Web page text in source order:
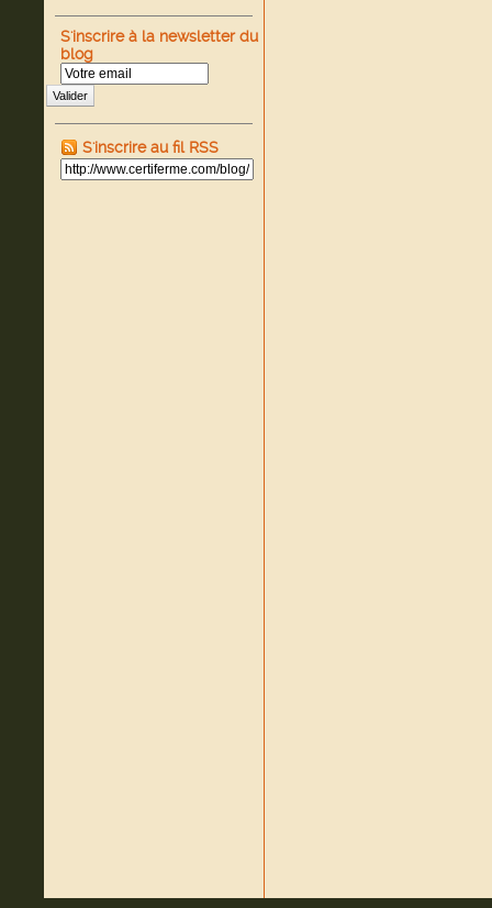
S'inscrire à la newsletter du
blog
Valider
S'inscrire au fil RSS